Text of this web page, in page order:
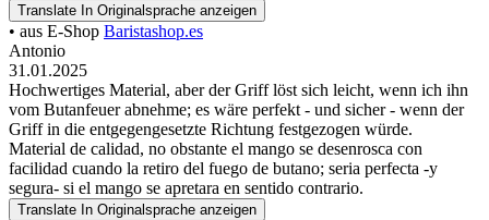
Translate In Originalsprache anzeigen
• aus E-Shop Baristashop.es
Antonio
31.01.2025
Hochwertiges Material, aber der Griff löst sich leicht, wenn ich ihn
vom Butanfeuer abnehme; es wäre perfekt - und sicher - wenn der
Griff in die entgegengesetzte Richtung festgezogen würde.
Material de calidad, no obstante el mango se desenrosca con
facilidad cuando la retiro del fuego de butano; seria perfecta -y
segura- si el mango se apretara en sentido contrario.
Translate In Originalsprache anzeigen